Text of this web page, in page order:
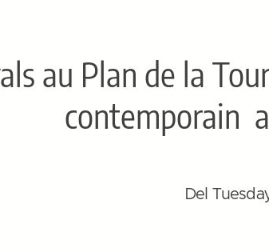
au Plan de la
contemporain
Del